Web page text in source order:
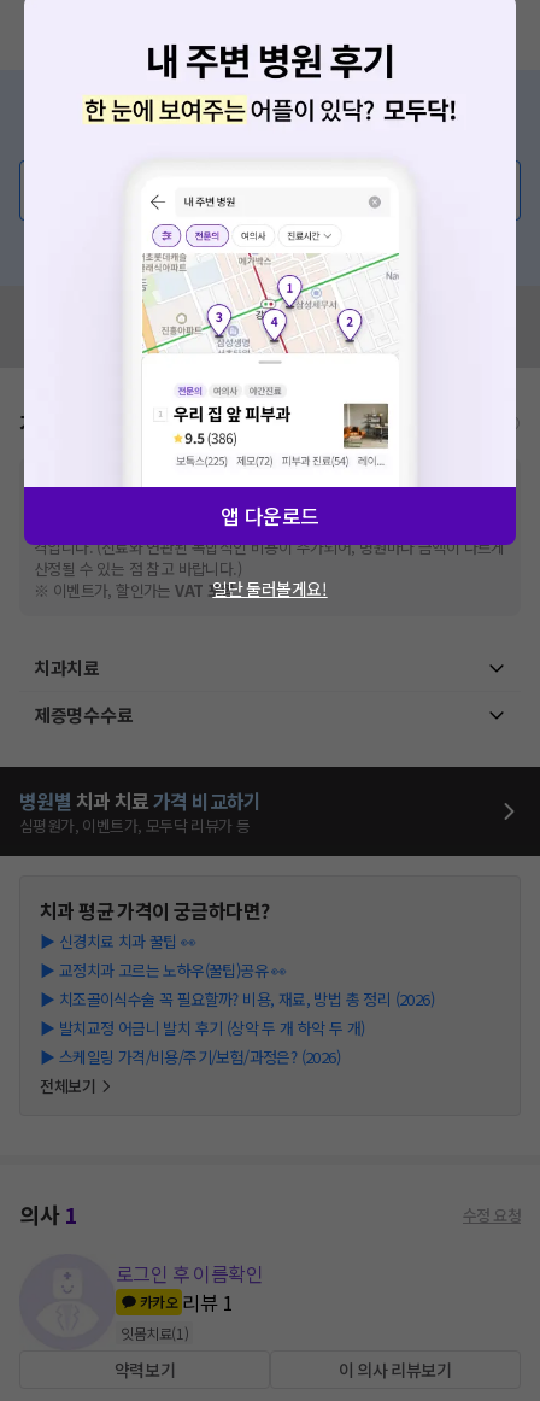
증상/치료, 궁금한 점이 있나요?
💬 무엇이든 물어보세요
혹은, 의료상담 서비스에 다양한 게시글 보러가기
혹시 잘못된 병원정보가 있나요?
모두닥 팀에 알려주세요!
가격표 비급여/급여 진료란?
※비급여 항목의 경우,추가비용 등으로 실제 가격과 상이할 수 있으니, 정확
한 가격은 해당 의료기관에 직접 문의해주세요.
건강보험심사평가원에 고지되어 있는 급여 진료 기준 가
격입니다. (진료와 연관된 복합적인 비용이 추가되어, 병원마다 금액이 다르게
산정될 수 있는 점 참고 바랍니다.)
※ 이벤트가, 할인가는VAT 포함
치과치료
제증명수수료
병원별 치과 치료가격 비교하기
심평원가, 이벤트가, 모두닥 리뷰가 등
치과평균 가격이 궁금하다면?
▶ 신경치료 치과 꿀팁 👀
▶ 교정치과 고르는 노하우(꿀팁)공유 👀
▶ 치조골이식수술 꼭 필요할까? 비용, 재료, 방법 총 정리 (2026)
▶ 발치교정 어금니 발치 후기 (상악 두 개 하악 두 개)
▶ 스케일링 가격/비용/주기/보험/과정은? (2026)
전체보기
의사1 수정 요청
로그인 후 이름확인
카카오 리뷰 1
잇몸치료(1 )
약력보기 이 의사 리뷰보기
앱 다운로드
일단 둘러볼게요!